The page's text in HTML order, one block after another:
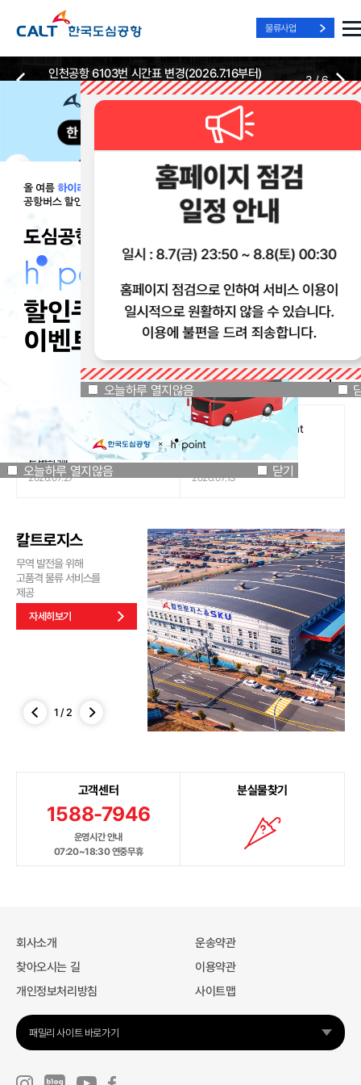
물류사업
오늘하루 열지않음
오늘하루 열지않음 닫기
오늘하루 열지않음
Best Way, Fast Way
to the Airport
Best Way, Fast Way
to the Airport
Best Way, Fast Way
to the Airport
인천공항 6103번 시간표 변경(2026.7.16부터)
2026-07-13 2026-07-13
3/6
실시간
위치안내
리무진 노선
및 시간표
리무진
예매
리무진
이용 혜택
공지사항
[인천국제공항공사 x 잔망루피]
공항은 GREEN하게, 굿즈는
특별하게!
2026.07.27
도심공항리무진 x H.Point
할인쿠폰 이벤트
2026.07.13
칼트로지스
무역 발전을 위해
고품격 물류 서비스를
제공
자세히보기
1 /2
고객센터
1588-7946
운영시간 안내
07:20~18:30 연중무휴
분실물찾기
회사소개
운송약관
찾아오시는 길
이용약관
개인정보처리방침
사이트맵
패밀리 사이트 바로가기